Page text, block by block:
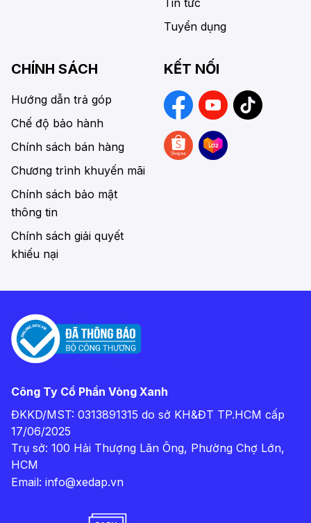
Tin tức
Tuyển dụng
CHÍNH SÁCH
Hướng dẫn trả góp
Chế độ bảo hành
Chính sách bán hàng
Chương trình khuyến mãi
Chính sách bảo mật
thông tin
Chính sách giải quyết
khiếu nại
KẾT NỐI
Công Ty Cổ Phần Vòng Xanh
ĐKKD/MST: 0313891315 do sở KH&ĐT TP.HCM cấp
17/06/2025
Trụ sở: 100 Hải Thượng Lãn Ông, Phường Chợ Lớn,
HCM
Email: info@xedap.vn